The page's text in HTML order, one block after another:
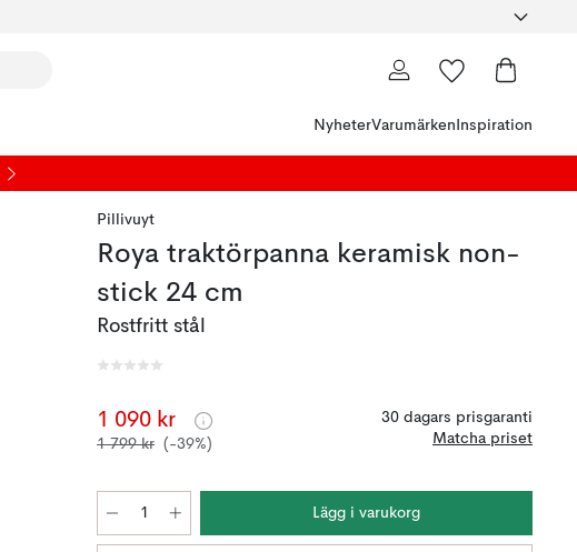
NyheterVarumärken Inspiration
Pillivuyt
Roya traktörpanna keramisk non-
stick 24 cm
Rostfritt stål
1 090 kr
1 799 kr (-39%)
30 dagars prisgaranti
Matcha priset
Lägg i varukorg